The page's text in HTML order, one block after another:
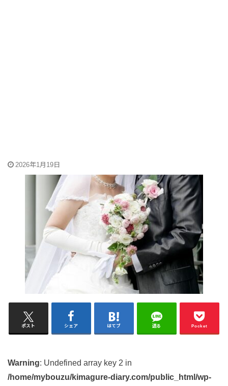
2026年1月19日
ポスト シェア はてブ 送る Pocket
Warning: Undefined array key 2 in
/home/mybouzu/kimagure-diary.com/public_html/wp-